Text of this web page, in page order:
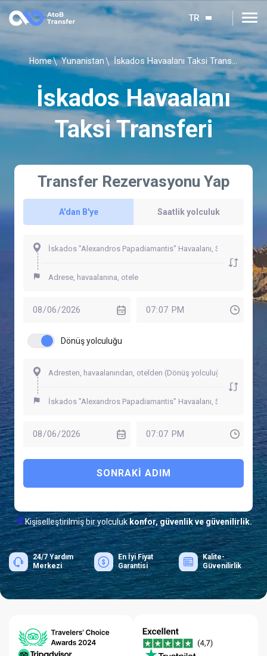
TR
Home Yunanistan İskados Havaalanı Taksi Transferi
İskados Havaalanı
Taksi Transferi
Transfer Rezervasyonu Yap
A'dan B'ye Saatlik yolculuk
Dönüş yolculuğu
SONRAKI ADIM
Kişiselleştirilmiş bir yolculukkonfor, güvenlik ve güvenilirlik.
24/7 Yardım
Merkezi
En İyi Fiyat
Garantisi
Kalite-
Güvenilirlik